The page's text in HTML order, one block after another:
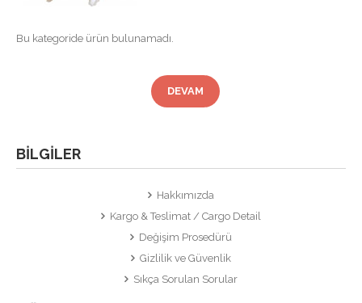
Bu kategoride ürün bulunamadı.
DEVAM
BILGILER
Hakkımızda
Kargo & Teslimat / Cargo Detail
Değişim Prosedürü
Gizlilik ve Güvenlik
Sıkça Sorulan Sorular